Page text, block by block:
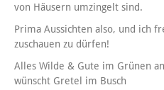
von Häusern umzingelt sind.
Prima Aussichten also, und ich
zuschauen zu dürfen!
Alles Wilde & Gute im Grünen
wünscht Gretel im Busch